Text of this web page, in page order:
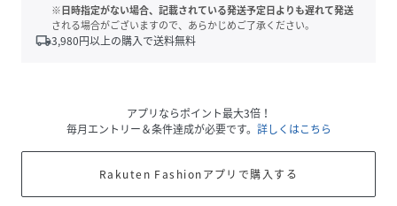
※日時指定がない場合、記載されている発送予定日よりも遅れて発送
される場合がございますので、あらかじめご了承ください。
local_shipping3,980円以上の購入で送料無料
アプリならポイント最大3倍！
毎月エントリー＆条件達成が必要です。 詳しくはこちら
Rakuten Fashionアプリで購入する